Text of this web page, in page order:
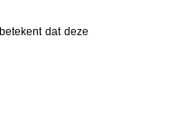
dat deze